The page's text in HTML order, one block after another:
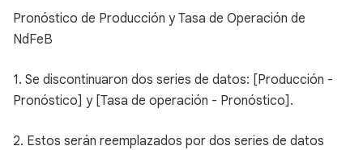
Pronóstico de Producción y Tasa de Operación de
NdFeB
1. Se discontinuaron dos series de datos: [Producción -
Pronóstico] y [Tasa de operación - Pronóstico].
2. Estos serán reemplazados por dos series de datos